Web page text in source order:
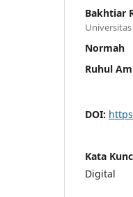
Bakhtiar
Normah
Ruhul
DOI:
Kata
Digital